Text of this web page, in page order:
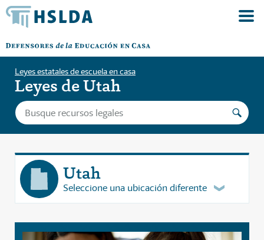
Leyes estatales de escuela en casa
Leyes de Utah
Utah
Seleccione una ubicación diferente